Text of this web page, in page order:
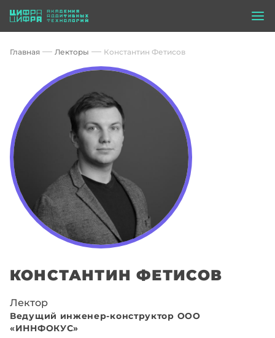
Главная Лекторы Константин Фетисов
КОНСТАНТИН ФЕТИСОВ
Лектор
Ведущий инженер-конструктор ООО
«ИННФОКУС»